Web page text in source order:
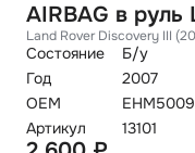
AIRBAG в руль
Land Rover Discovery III
Состояние
Б/у
Год
2007
OEM
Артикул
13101